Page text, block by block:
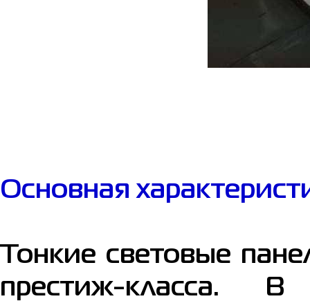
Основная
Тонкие световые
престиж-